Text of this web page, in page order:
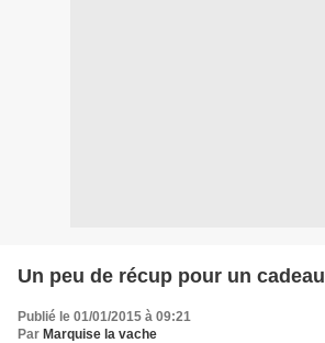
Un peu de récup pour un cadeau
Publié le 01/01/2015 à 09:21
Par Marquise la vache